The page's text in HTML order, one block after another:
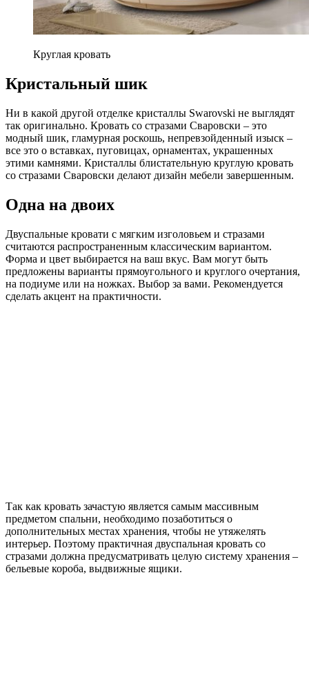
Круглая кровать
Кристальный шик
Ни в какой другой отделке кристаллы Swarovski не выглядят
так оригинально. Кровать со стразами Сваровски – это
модный шик, гламурная роскошь, непревзойденный изыск –
все это о вставках, пуговицах, орнаментах, украшенных
этими камнями. Кристаллы блистательную круглую кровать
со стразами Сваровски делают дизайн мебели завершенным.
Одна на двоих
Двуспальные кровати с мягким изголовьем и стразами
считаются распространенным классическим вариантом.
Форма и цвет выбирается на ваш вкус. Вам могут быть
предложены варианты прямоугольного и круглого очертания,
на подиуме или на ножках. Выбор за вами. Рекомендуется
сделать акцент на практичности.
Так как кровать зачастую является самым массивным
предметом спальни, необходимо позаботиться о
дополнительных местах хранения, чтобы не утяжелять
интерьер. Поэтому практичная двуспальная кровать со
стразами должна предусматривать целую систему хранения –
бельевые короба, выдвижные ящики.